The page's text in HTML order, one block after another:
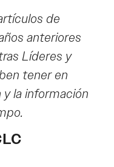
de
anteriores
Líderes y
tener en
la información